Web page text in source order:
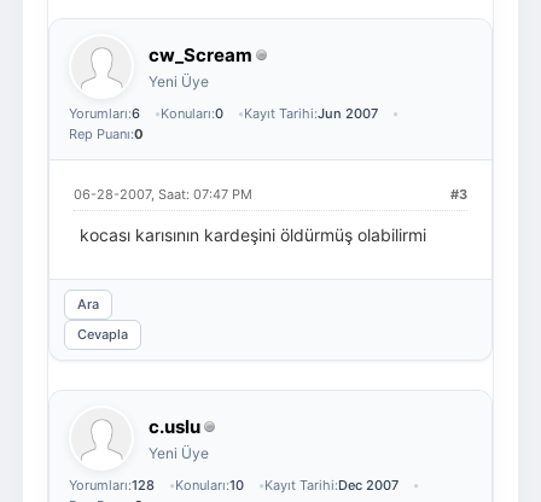
cw_Scream
Yeni Üye
Yorumları:6 Konuları:0 Kayıt Tarihi:Jun 2007
Rep Puanı:0
#3
06-28-2007, Saat: 07:47 PM
kocası karısının kardeşini öldürmüş olabilirmi
Ara
Cevapla
c.uslu
Yeni Üye
Yorumları:128 Konuları:10 Kayıt Tarihi:Dec 2007